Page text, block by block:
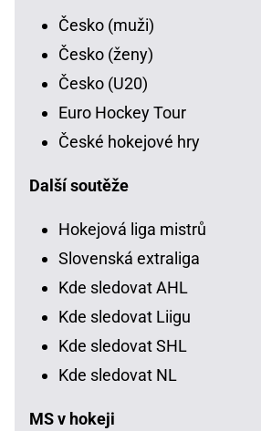
Česko (muži)
Česko (ženy)
Česko (U20)
Euro Hockey Tour
České hokejové hry
Další soutěže
Hokejová liga mistrů
Slovenská extraliga
Kde sledovat AHL
Kde sledovat Liigu
Kde sledovat SHL
Kde sledovat NL
MS v hokeji